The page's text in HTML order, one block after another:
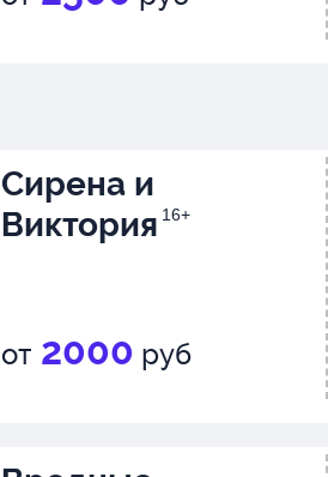
Сирена и
Виктория 16+
от 2000 руб